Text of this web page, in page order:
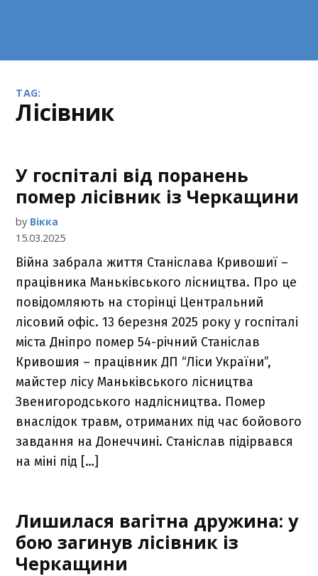
TAG:
лісівник
У госпіталі від поранень
помер лісівник із Черкащини
by Вікка
15.03.2025
Війна забрала життя Станіслава Кривошиї –
працівника Маньківського лісництва. Про це
повідомляють на сторінці Центральний
лісовий офіс. 13 березня 2025 року у госпіталі
міста Дніпро помер 54-річний Станіслав
Кривошия – працівник ДП “Ліси України”,
майстер лісу Маньківського лісництва
Звенигородського надлісництва. Помер
внаслідок травм, отриманих під час бойового
завдання на Донеччині. Станіслав підірвався
на міні під […]
Лишилася вагітна дружина: у
бою загинув лісівник із
Черкащини